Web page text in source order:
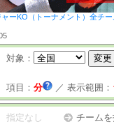
ャーKO（トーナメント）全チ
対象：
項目： 分 ／ 表示範囲：
指定なし チーム